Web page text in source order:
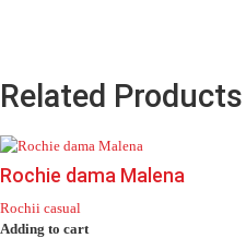
Related Products
Rochie dama Malena
Rochii casual
Adding to cart